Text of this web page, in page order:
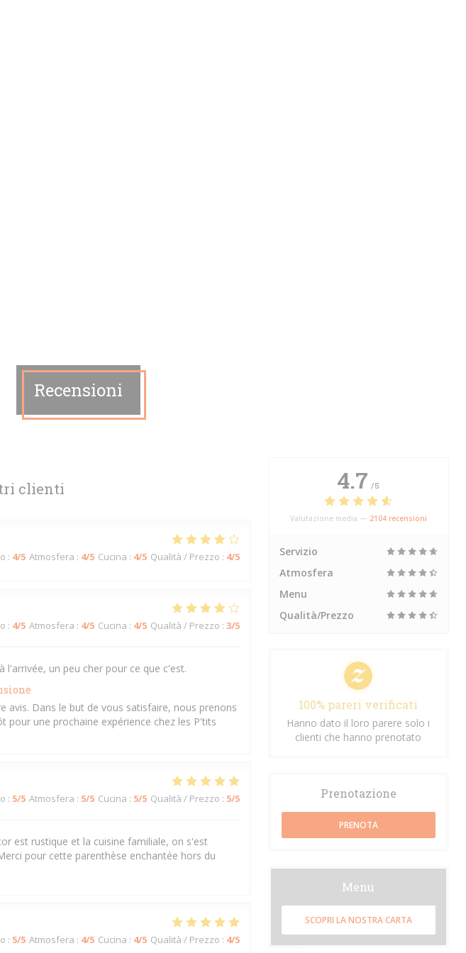
Recensioni
clienti
: 4/5 Atmosfera : 4/5 Cucina : 4/5 Qualità / Prezzo : 4/5
: 4/5 Atmosfera : 4/5 Cucina : 4/5 Qualità / Prezzo : 3/5
un peu cher pour ce que c'est.
avis. Dans le but de vous satisfaire, nous prenons
pour une prochaine expérience chez les P'tits
: 5/5 Atmosfera : 5/5 Cucina : 5/5 Qualità / Prezzo : 5/5
est rustique et la cuisine familiale, on s'est
pour cette parenthèse enchantée hors du
: 5/5 Atmosfera : 4/5 Cucina : 4/5 Qualità / Prezzo : 4/5
4.7 /5
Valutazione media — 2104 recensioni
Servizio
Atmosfera
Menu
Qualità/Prezzo
100% pareri verificati
Hanno dato il loro parere solo i
clienti che hanno prenotato
Prenotazione
PRENOTA
Menu
SCOPRI LA NOSTRA CARTA